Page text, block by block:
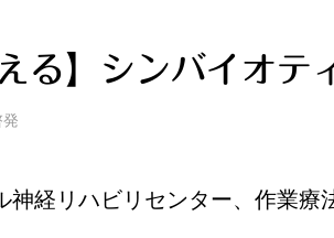
る】シンバイオテ
経リハビリセンター、作業療